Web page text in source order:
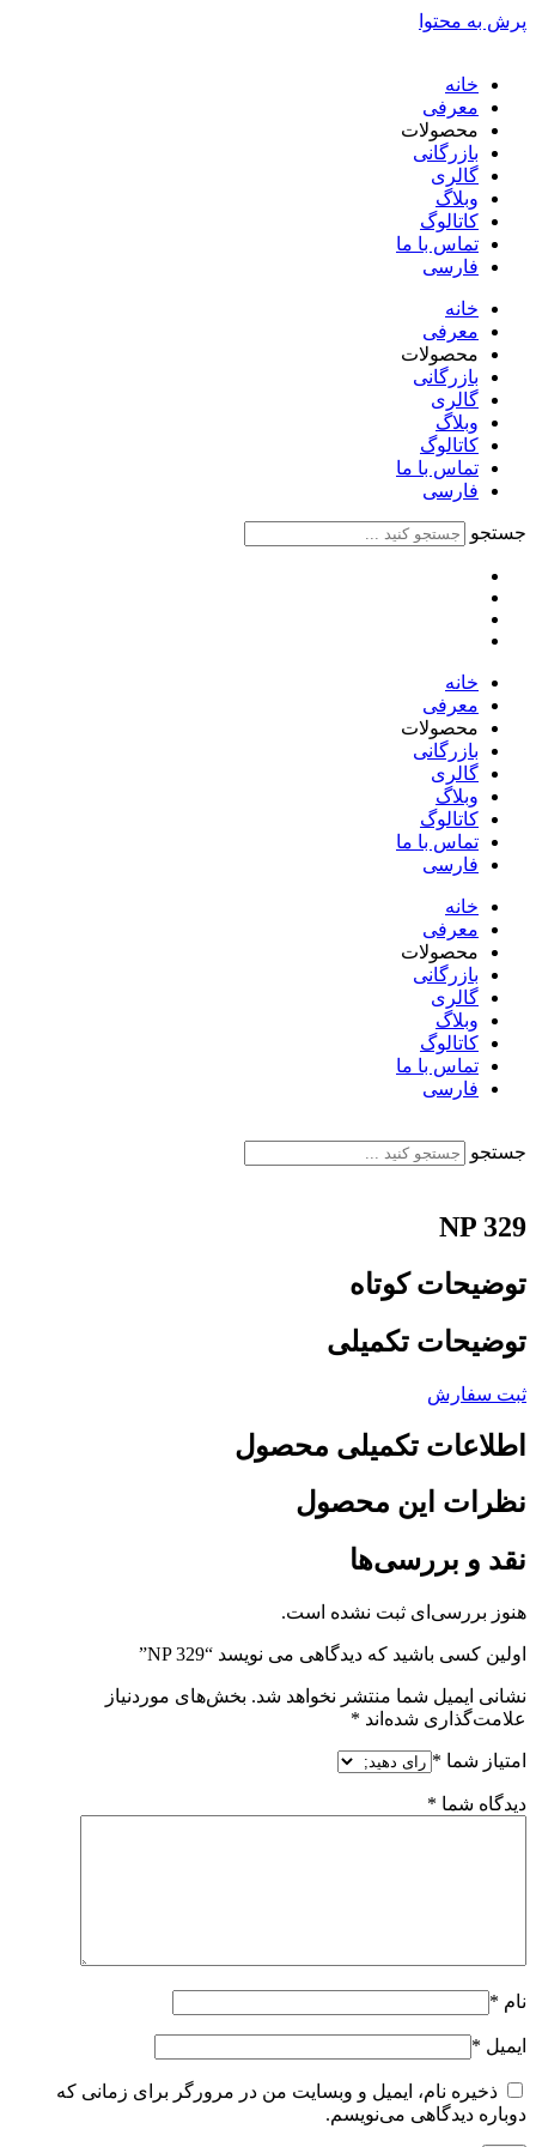
پرش به محتوا
خانه
معرفی
محصولات
بازرگانی
گالری
وبلاگ
کاتالوگ
تماس با ما
فارسی
خانه
معرفی
محصولات
بازرگانی
گالری
وبلاگ
کاتالوگ
تماس با ما
فارسی
English
جستجو
خانه
معرفی
محصولات
بازرگانی
گالری
وبلاگ
کاتالوگ
تماس با ما
فارسی
خانه
معرفی
محصولات
بازرگانی
گالری
وبلاگ
کاتالوگ
تماس با ما
فارسی
جستجو
NP 329
توضیحات کوتاه
توضیحات تکمیلی
ثبت سفارش
اطلاعات تکمیلی محصول
نظرات این محصول
نقد و بررسی‌ها
هنوز بررسی‌ای ثبت نشده است.
اولین کسی باشید که دیدگاهی می نویسد “NP 329”
نشانی ایمیل شما منتشر نخواهد شد. بخش‌های موردنیاز
علامت‌گذاری شده‌اند *
امتیاز شما *
دیدگاه شما *
نام *
ایمیل *
ذخیره نام، ایمیل و وبسایت من در مرورگر برای زمانی که
دوباره دیدگاهی می‌نویسم.